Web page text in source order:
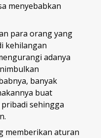
menyebabkan
para orang yang
kehilangan
adanya
banyak
buat
sehingga
memberikan aturan